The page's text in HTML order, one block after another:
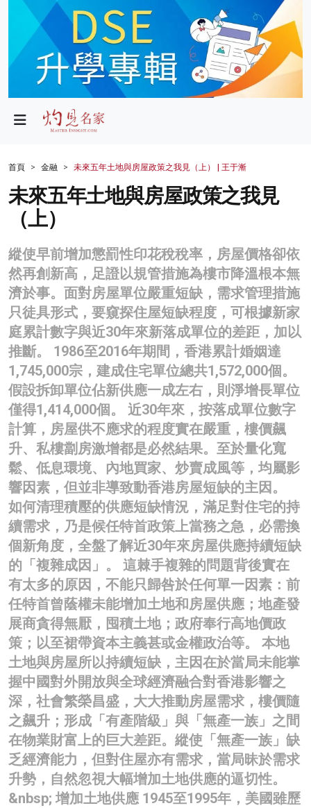
政局
財經
生活
健康
商業
科技
影片
名家榜
灼見活動
關於我們
首頁 金融 未來五年土地與房屋政策之我見（上） | 王于漸
未來五年土地與房屋政策之我見
（上）
縱使早前增加懲罰性印花稅稅率，房屋價格卻依
然再創新高，足證以規管措施為樓市降溫根本無
濟於事。面對房屋單位嚴重短缺，需求管理措施
只徒具形式，要窺探住屋短缺程度，可根據新家
庭累計數字與近30年來新落成單位的差距，加以
推斷。 1986至2016年期間，香港累計婚姻達
1,745,000宗，建成住宅單位總共1,572,000個。
假設拆卸單位佔新供應一成左右，則淨增長單位
僅得1,414,000個。 近30年來，按落成單位數字
計算，房屋供不應求的程度實在嚴重，樓價飆
升、私樓劏房激增都是必然結果。至於量化寬
鬆、低息環境、內地買家、炒賣成風等，均屬影
響因素，但並非導致動香港房屋短缺的主因。
如何清理積壓的供應短缺情況，滿足對住宅的持
續需求，乃是候任特首政策上當務之急，必需換
個新角度，全盤了解近30年來房屋供應持續短缺
的「複雜成因」。 這棘手複雜的問題背後實在
有太多的原因，不能只歸咎於任何單一因素：前
任特首曾蔭權未能增加土地和房屋供應；地產發
展商貪得無厭，囤積土地；政府奉行高地價政
策；以至裙帶資本主義甚或金權政治等。 本地
土地與房屋所以持續短缺，主因在於當局未能掌
握中國對外開放與全球經濟融合對香港影響之
深，社會繁榮昌盛，大大推動房屋需求，樓價隨
之飆升；形成「有產階級」與「無產一族」之間
在物業財富上的巨大差距。縱使「無產一族」缺
乏經濟能力，但對住屋亦有需求，當局昧於需求
升勢，自然忽視大幅增加土地供應的逼切性。
&nbsp; 增加土地供應 1945至1995年，美國雖歷